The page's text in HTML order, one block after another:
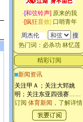
·[和弦铃声] 原来的我
·[疯狂音效] 口哨青年
热门词： 必杀功 林忆莲
精彩订阅
新闻资讯
关注甲Ａ；关注大郅姚
明；关注东亚四强赛……
订阅 体育新闻 ，了解详情